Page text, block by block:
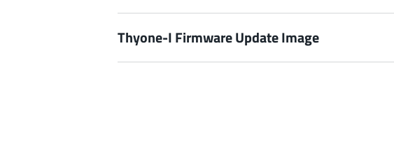
Thyone-I Firmware Update Image